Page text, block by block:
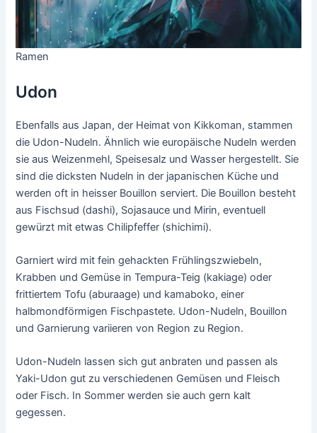
Ramen
Udon
Ebenfalls aus Japan, der Heimat von Kikkoman, stammen
die Udon-Nudeln. Ähnlich wie europäische Nudeln werden
sie aus Weizenmehl, Speisesalz und Wasser hergestellt. Sie
sind die dicksten Nudeln in der japanischen Küche und
werden oft in heisser Bouillon serviert. Die Bouillon besteht
aus Fischsud (dashi), Sojasauce und Mirin, eventuell
gewürzt mit etwas Chilipfeffer (shichimi).
Garniert wird mit fein gehackten Frühlingszwiebeln,
Krabben und Gemüse in Tempura-Teig (kakiage) oder
frittiertem Tofu (aburaage) und kamaboko, einer
halbmondförmigen Fischpastete. Udon-Nudeln, Bouillon
und Garnierung variieren von Region zu Region.
Udon-Nudeln lassen sich gut anbraten und passen als
Yaki-Udon gut zu verschiedenen Gemüsen und Fleisch
oder Fisch. In Sommer werden sie auch gern kalt
gegessen.